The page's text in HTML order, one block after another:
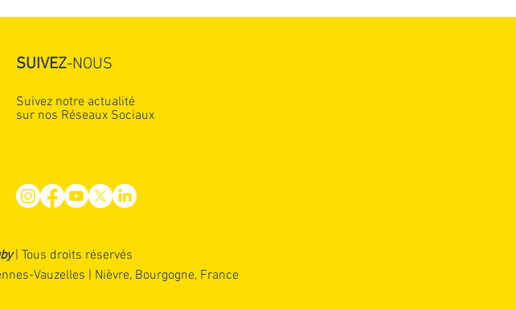
CAMPAGNE
SUIVEZ-NOUS
Suivez notre actualité
sur nos Réseaux Sociaux
| Tous droits réservés
Vauzelles | Nièvre, Bourgogne, France